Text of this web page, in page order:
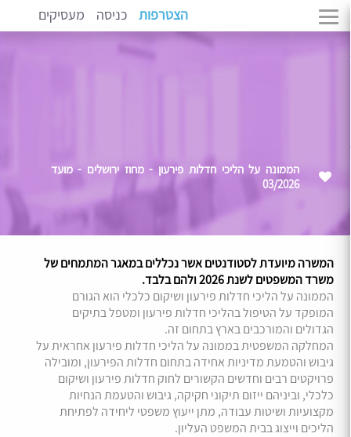
הצטרפות כניסה מעסיקים
הממונה על הליכי חדלות פירעון - מחוז ירושלים - מועד
03/2026
המשרה מיועדת לסטודנטים אשר נכללים במאגר המתמחים של
משרד המשפטים לשנת 2026 ולהם בלבד.
הממונה על הליכי חדלות פירעון ושיקום כלכלי הוא הגורם
המופקד על הטיפול בהליכי חדלות פירעון ומטפל בתיקים
הגדולים והמורכבים בארץ בתחום זה.
המחלקה המשפטית בממונה על הליכי חדלות פירעון אחראית על
גיבוש והטמעת מדיניות אחידה בתחום חדלות הפירעון, ומובילה
פרויקטים רבים וחדשים הקשורים לחוק חדלות פירעון ושיקום
כלכלי, וביניהם ייזום תיקוני חקיקה, גיבוש והטעמת הנחיות
מקצועיות ושיטות עבודה, מתן ייעוץ משפטי ליחידה לפתיחת
הליכים וייצוג בבית המשפט העליון.